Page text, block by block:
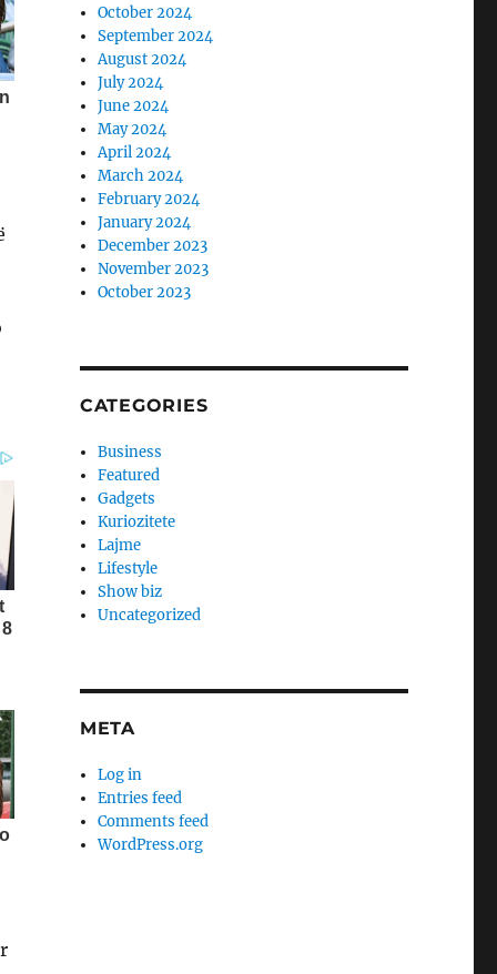
October 2024
September 2024
August 2024
July 2024
June 2024
May 2024
April 2024
March 2024
February 2024
January 2024
December 2023
November 2023
October 2023
CATEGORIES
Business
Featured
Gadgets
Kuriozitete
Lajme
Lifestyle
Show biz
Uncategorized
META
Log in
Entries feed
Comments feed
WordPress.org